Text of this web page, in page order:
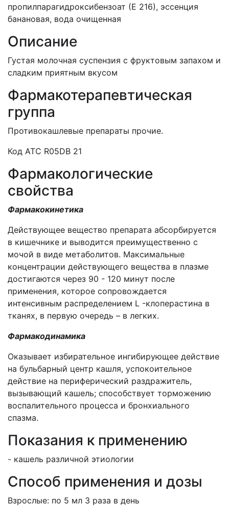
пропилпарагидроксибензоат (Е 216), эссенция
банановая, вода очищенная
Описание
Густая молочная суспензия с фруктовым запахом и
сладким приятным вкусом
Фармакотерапевтическая
группа
Противокашлевые препараты прочие.
Код АТС R05DB 21
Фармакологические
свойства
Фармакокинетика
Действующее вещество препарата абсорбируется
в кишечнике и выводится преимущественно с
мочой в виде метаболитов. Максимальные
концентрации действующего вещества в плазме
достигаются через 90 - 120 минут после
применения, которое сопровождается
интенсивным распределением L -клоперастина в
тканях, в первую очередь – в легких.
Фармакодинамика
Оказывает избирательное ингибирующее действие
на бульбарный центр кашля, успокоительное
действие на периферический раздражитель,
вызывающий кашель; способствует торможению
воспалительного процесса и бронхиального
спазма.
Показания к применению
- кашель различной этиологии
Способ применения и дозы
Взрослые: по 5 мл 3 раза в день